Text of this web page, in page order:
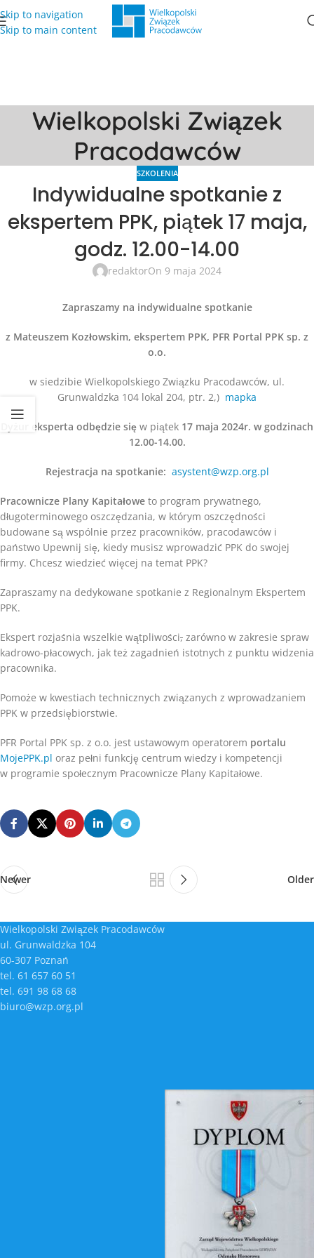
Skip to navigation
Skip to main content
Wielkopolski Związek
Pracodawców
SZKOLENIA
Indywidualne spotkanie z
ekspertem PPK, piątek 17 maja,
godz. 12.00-14.00
redaktorOn 9 maja 2024
Zapraszamy na indywidualne spotkanie
z Mateuszem Kozłowskim, ekspertem PPK, PFR Portal PPK sp. z
o.o.
w siedzibie Wielkopolskiego Związku Pracodawców, ul.
Grunwaldzka 104 lokal 204, ptr. 2,) mapka
Dyżur eksperta odbędzie się w piątek 17 maja 2024r. w godzinach
12.00-14.00.
Rejestracja na spotkanie: asystent@wzp.org.pl
Pracownicze Plany Kapitałowe to program prywatnego,
długoterminowego oszczędzania, w którym oszczędności
budowane są wspólnie przez pracowników, pracodawców i
państwo Upewnij się, kiedy musisz wprowadzić PPK do swojej
firmy. Chcesz wiedzieć więcej na temat PPK?
Zapraszamy na dedykowane spotkanie z Regionalnym Ekspertem
PPK.
Ekspert rozjaśnia wszelkie wątpliwości, zarówno w zakresie spraw
kadrowo-płacowych, jak też zagadnień istotnych z punktu widzenia
pracownika.
Pomoże w kwestiach technicznych związanych z wprowadzaniem
PPK w przedsiębiorstwie.
PFR Portal PPK sp. z o.o. jest ustawowym operatorem portalu
MojePPK.pl oraz pełni funkcję centrum wiedzy i kompetencji
w programie społecznym Pracownicze Plany Kapitałowe.
Newer Older
Wielkopolski Związek Pracodawców
ul. Grunwaldzka 104
60-307 Poznań
tel. 61 657 60 51
tel. 691 98 68 68
biuro@wzp.org.pl